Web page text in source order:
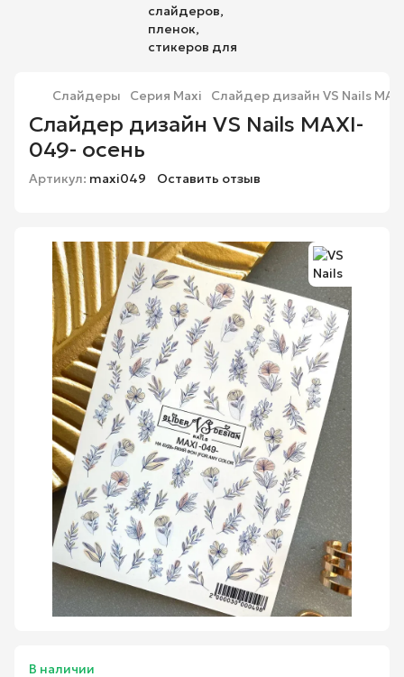
Слайдеры Серия Maxi Слайдер дизайн VS Nails
Слайдер дизайн VS Nails MAXI-
049- осень
Артикул: maxi049 Оставить отзыв
В наличии